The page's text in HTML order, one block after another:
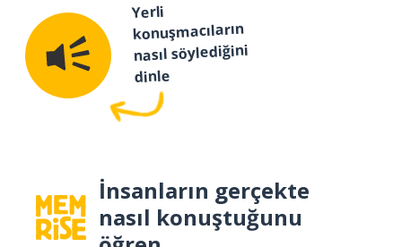
Yerli
konuşmacıların
nasıl söylediğini
dinle
İnsanların gerçekte
nasıl konuştuğunu